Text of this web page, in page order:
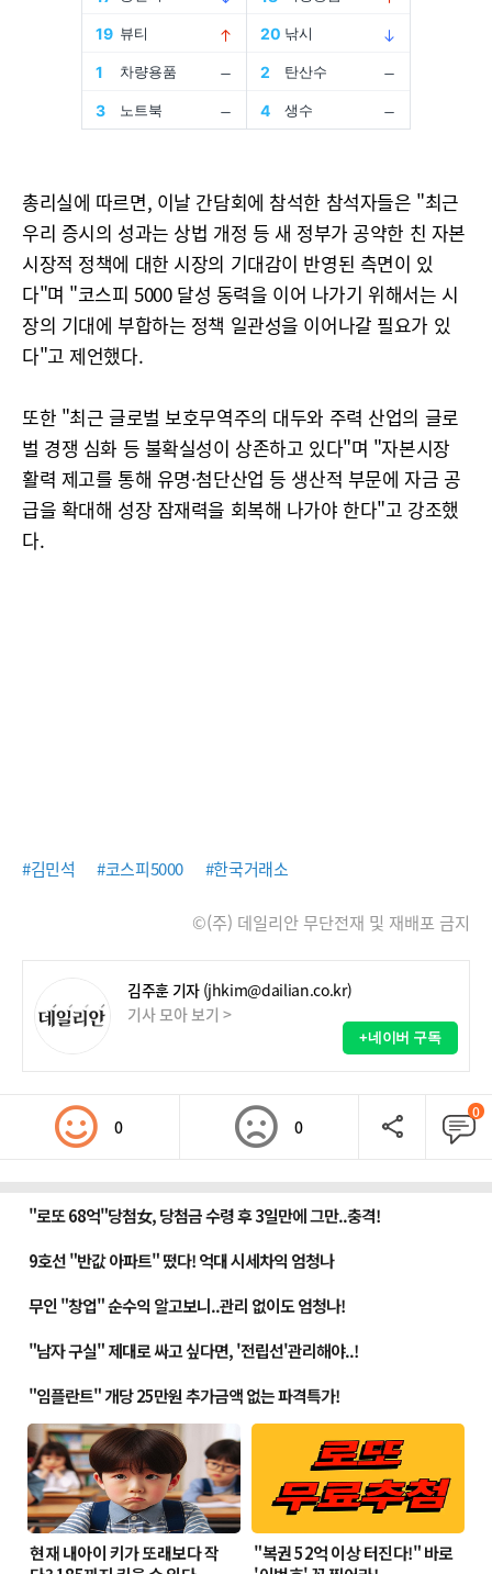
총리실에 따르면, 이날 간담회에 참석한 참석자들은 "최근
우리 증시의 성과는 상법 개정 등 새 정부가 공약한 친 자본
시장적 정책에 대한 시장의 기대감이 반영된 측면이 있
다"며 "코스피 5000 달성 동력을 이어 나가기 위해서는 시
장의 기대에 부합하는 정책 일관성을 이어나갈 필요가 있
다"고 제언했다.
또한 "최근 글로벌 보호무역주의 대두와 주력 산업의 글로
벌 경쟁 심화 등 불확실성이 상존하고 있다"며 "자본시장
활력 제고를 통해 유명·첨단산업 등 생산적 부문에 자금 공
급을 확대해 성장 잠재력을 회복해 나가야 한다"고 강조했
다.
#김민석 #코스피5000 #한국거래소
©(주) 데일리안 무단전재 및 재배포 금지
김주훈 기자 (jhkim@dailian.co.kr)
기사 모아 보기 >
+네이버 구독
0 0
0